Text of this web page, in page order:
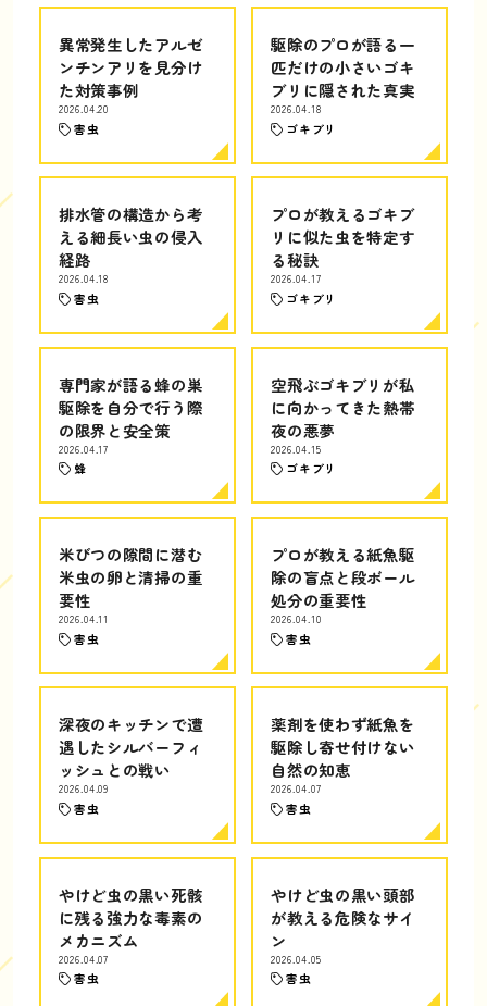
異常発生したアルゼ
ンチンアリを見分け
た対策事例
2026.04.20
害虫
駆除のプロが語る一
匹だけの小さいゴキ
ブリに隠された真実
2026.04.18
ゴキブリ
排水管の構造から考
える細長い虫の侵入
経路
2026.04.18
害虫
プロが教えるゴキブ
リに似た虫を特定す
る秘訣
2026.04.17
ゴキブリ
専門家が語る蜂の巣
駆除を自分で行う際
の限界と安全策
2026.04.17
蜂
空飛ぶゴキブリが私
に向かってきた熱帯
夜の悪夢
2026.04.15
ゴキブリ
米びつの隙間に潜む
米虫の卵と清掃の重
要性
2026.04.11
害虫
プロが教える紙魚駆
除の盲点と段ボール
処分の重要性
2026.04.10
害虫
深夜のキッチンで遭
遇したシルバーフィ
ッシュとの戦い
2026.04.09
害虫
薬剤を使わず紙魚を
駆除し寄せ付けない
自然の知恵
2026.04.07
害虫
やけど虫の黒い死骸
に残る強力な毒素の
メカニズム
2026.04.07
害虫
やけど虫の黒い頭部
が教える危険なサイ
ン
2026.04.05
害虫